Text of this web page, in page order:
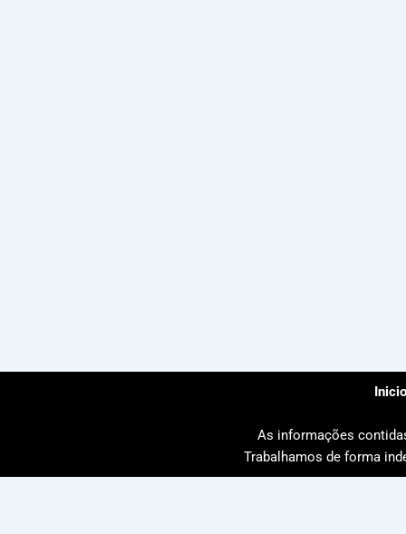
Inicio
As informações
Trabalhamos de forma